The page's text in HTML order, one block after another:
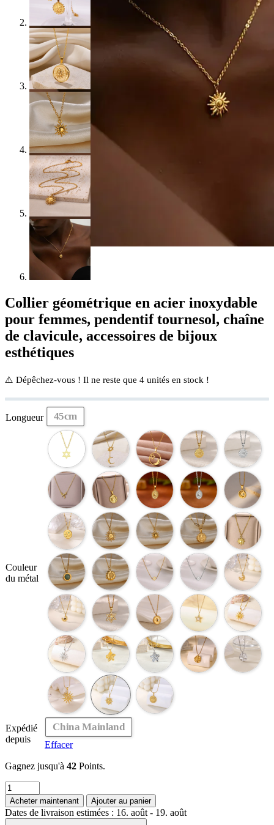
Collier géométrique en acier inoxydable
pour femmes, pendentif tournesol, chaîne
de clavicule, accessoires de bijoux
esthétiques
⚠️ Dépêchez-vous ! Il ne reste que 4 unités en stock !
Longueur 45cm
Couleur
du métal
Expédié
depuis
China Mainland
Effacer
Gagnez jusqu'à 42 Points.
quantité
de
Collier
géométrique
Acheter maintenant Ajouter au panier
Dates de livraison estimées : 16. août - 19. août